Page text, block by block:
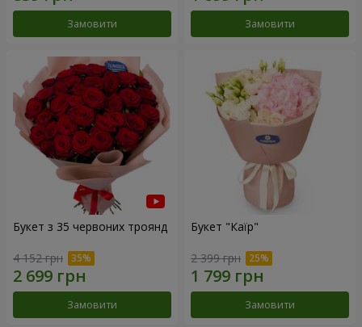
Замовити Замовити
Букет з 35 червоних троянд
4 152 грн
Замовити
Букет "Каїр"
2 399 грн
Замовити